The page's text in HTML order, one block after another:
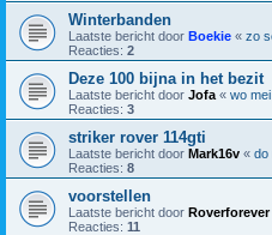
Winterbanden
Laatste bericht door Boekie « zo
Reacties: 2
Deze 100 bijna in het bezit
Laatste bericht door Jofa « wo
Reacties: 3
striker rover 114gti
Laatste bericht door Mark16v « do
Reacties: 8
voorstellen
Laatste bericht door Roverforever
Reacties: 11